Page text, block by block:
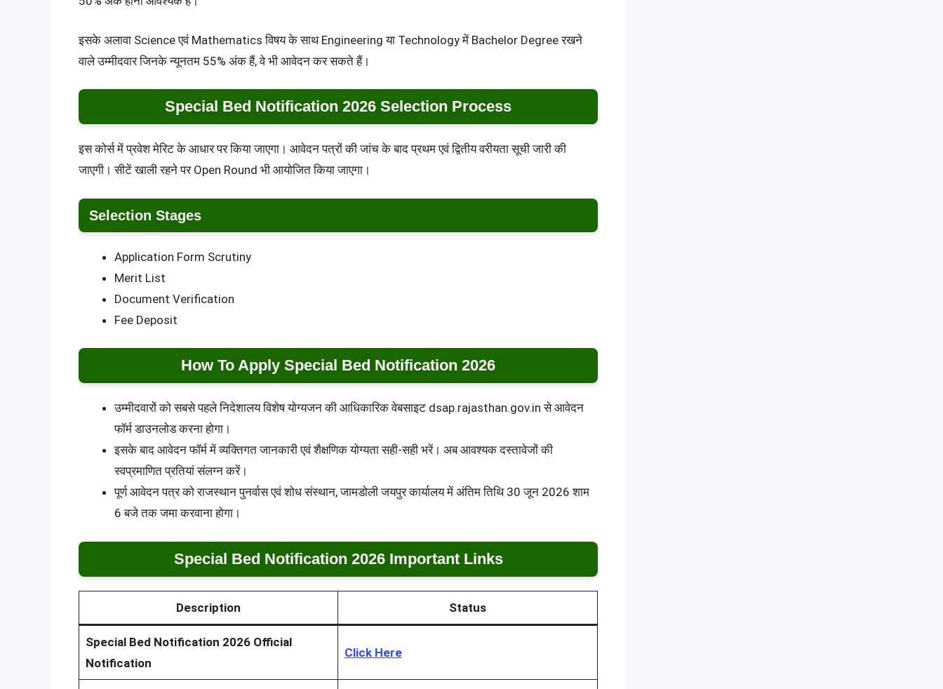
इसके अलावा Science एवं Mathematics विषय के साथ Engineering या Technology में Bachelor Degree रखने
वाले उम्मीदवार जिनके न्यूनतम 55% अंक हैं, वे भी आवेदन कर सकते हैं।
Special Bed Notification 2026 Selection Process
इस कोर्स में प्रवेश मेरिट के आधार पर किया जाएगा। आवेदन पत्रों की जांच के बाद प्रथम एवं द्वितीय वरीयता सूची जारी की
जाएगी। सीटें खाली रहने पर Open Round भी आयोजित किया जाएगा।
Selection Stages
Application Form Scrutiny
Merit List
Document Verification
Fee Deposit
How To Apply Special Bed Notification 2026
उम्मीदवारों को सबसे पहले निदेशालय विशेष योग्यजन की आधिकारिक वेबसाइट dsap.rajasthan.gov.in से आवेदन
फॉर्म डाउनलोड करना होगा।
इसके बाद आवेदन फॉर्म में व्यक्तिगत जानकारी एवं शैक्षणिक योग्यता सही-सही भरें। अब आवश्यक दस्तावेजों की
स्वप्रमाणित प्रतियां संलग्न करें।
पूर्ण आवेदन पत्र को राजस्थान पुनर्वास एवं शोध संस्थान, जामडोली जयपुर कार्यालय में अंतिम तिथि 30 जून 2026 शाम
6 बजे तक जमा करवाना होगा।
Special Bed Notification 2026 Important Links
Description Status
Special Bed Notification 2026 Official
Notification
Click Here